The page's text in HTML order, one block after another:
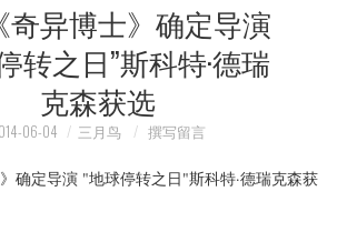
奇异博士》确定导演
转之日”斯科特·德瑞
克森获选
06-04 三月鸟 撰写留言